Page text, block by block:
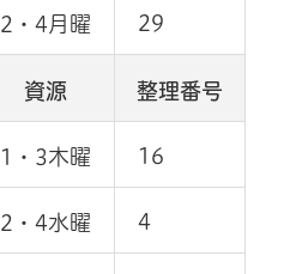
2・4月曜 29
資源 整理番号
1・3木曜 16
2・4水曜 4